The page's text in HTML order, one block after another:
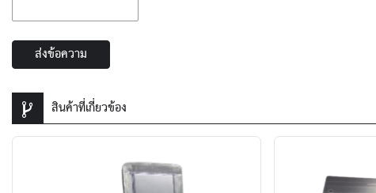
ส่งข้อความ
สินค้าที่เกี่ยวข้อง